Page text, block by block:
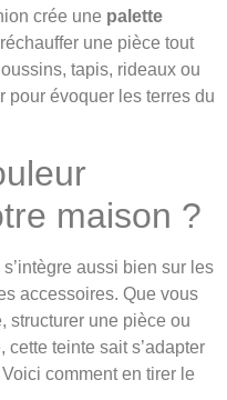
crée une palette
une pièce tout
tapis, rideaux ou
pour évoquer les terres du
maison ?
s’intègre aussi bien sur les
accessoires. Que vous
structurer une pièce ou
teinte sait s’adapter
comment en tirer le